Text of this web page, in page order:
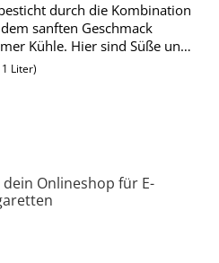
durch die Kombination
sanften Geschmack
Kühle. Hier sind Süße und
Liter)
Onlineshop für E-